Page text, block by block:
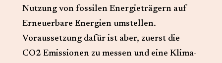
Nutzung von fossilen Energieträgern auf
Erneuerbare Energien umstellen.
Voraussetzung dafür ist aber, zuerst die
CO2 Emissionen zu messen und eine Klima-